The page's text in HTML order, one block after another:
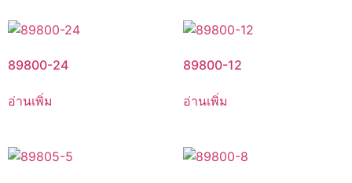
89800-24
อ่านเพิ่ม
89800-12
อ่านเพิ่ม